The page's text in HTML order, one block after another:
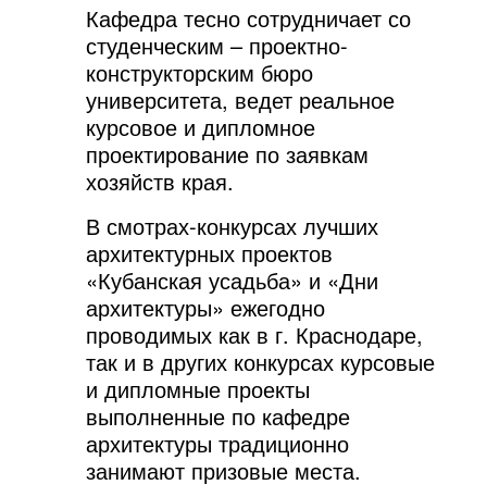
Кафедра тесно сотрудничает со
студенческим – проектно-
конструкторским бюро
университета, ведет реальное
курсовое и дипломное
проектирование по заявкам
хозяйств края.
В смотрах-конкурсах лучших
архитектурных проектов
«Кубанская усадьба» и «Дни
архитектуры» ежегодно
проводимых как в г. Краснодаре,
так и в других конкурсах курсовые
и дипломные проекты
выполненные по кафедре
архитектуры традиционно
занимают призовые места.